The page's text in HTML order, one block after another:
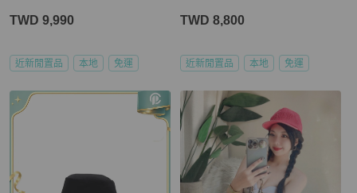
TWD 9,990
近新閒置品 本地 免運
TWD 8,800
近新閒置品 本地 免運